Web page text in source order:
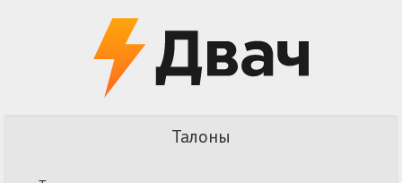
Талоны